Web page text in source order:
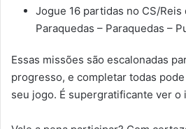
Jogue 16 partidas no CS/Reis
Paraquedas – Paraquedas –
Essas missões são escalonadas
progresso, e completar todas
seu jogo. É supergratificante ver o